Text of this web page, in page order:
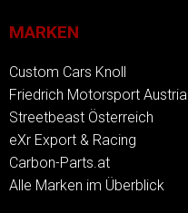
MARKEN
Custom Cars Knoll
Friedrich Motorsport Austria
Streetbeast Österreich
eXr Export & Racing
Carbon-Parts.at
Alle Marken im Überblick